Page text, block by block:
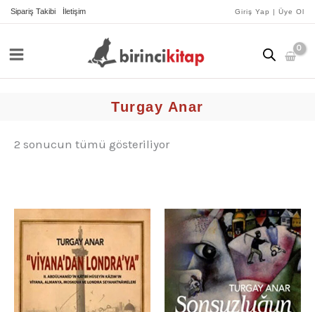
İçeriğe
Sipariş Takibi İletişim Giriş Yap | Üye Ol
Turgay Anar
2 sonucun tümü gösteriliyor
göre